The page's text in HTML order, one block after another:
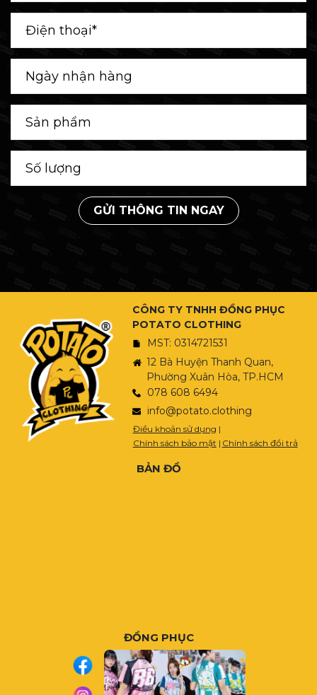
GỬI THÔNG TIN NGAY
CÔNG TY TNHH ĐỒNG PHỤC
POTATO CLOTHING
MST: 0314721531
12 Bà Huyện Thanh Quan,
Phường Xuân Hòa, TP.HCM
078 608 6494
info@potato.clothing
Điều khoản sử dụng |
Chính sách bảo mật | Chính sách đổi trả
BẢN ĐỒ
ĐỒNG PHỤC